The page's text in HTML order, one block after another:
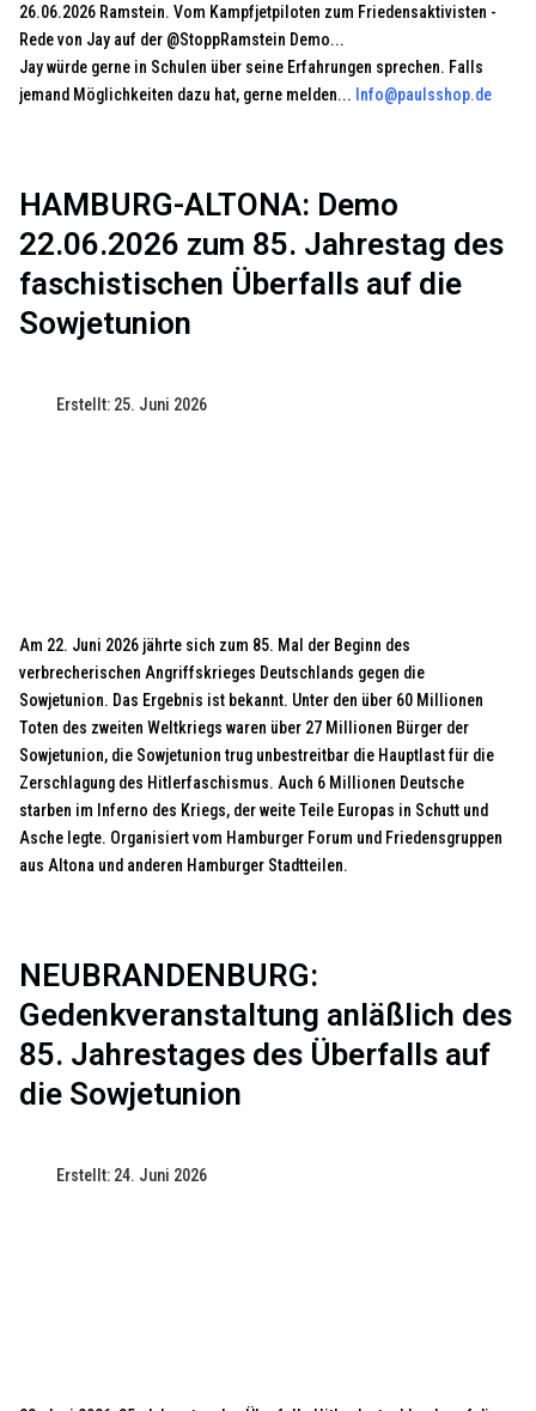
26.06.2026 Ramstein. Vom Kampfjetpiloten zum Friedensaktivisten -
Rede von Jay auf der @StoppRamstein Demo...
Jay würde gerne in Schulen über seine Erfahrungen sprechen. Falls
jemand Möglichkeiten dazu hat, gerne melden... Info@paulsshop.de
HAMBURG-ALTONA: Demo
22.06.2026 zum 85. Jahrestag des
faschistischen Überfalls auf die
Sowjetunion
Erstellt: 25. Juni 2026
Am 22. Juni 2026 jährte sich zum 85. Mal der Beginn des
verbrecherischen Angriffskrieges Deutschlands gegen die
Sowjetunion. Das Ergebnis ist bekannt. Unter den über 60 Millionen
Toten des zweiten Weltkriegs waren über 27 Millionen Bürger der
Sowjetunion, die Sowjetunion trug unbestreitbar die Hauptlast für die
Zerschlagung des Hitlerfaschismus. Auch 6 Millionen Deutsche
starben im Inferno des Kriegs, der weite Teile Europas in Schutt und
Asche legte. Organisiert vom Hamburger Forum und Friedensgruppen
aus Altona und anderen Hamburger Stadtteilen.
NEUBRANDENBURG:
Gedenkveranstaltung anläßlich des
85. Jahrestages des Überfalls auf
die Sowjetunion
Erstellt: 24. Juni 2026